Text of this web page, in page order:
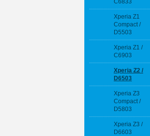
C6833
Xperia Z1
Compact /
D5503
Xperia Z1 /
C6903
Xperia Z2 /
D6503
Xperia Z3
Compact /
D5803
Xperia Z3 /
D6603